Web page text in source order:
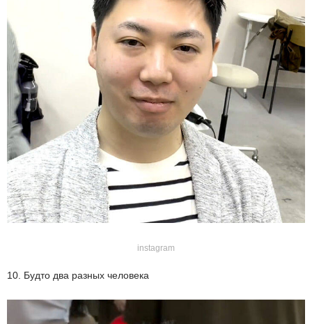
instagram
10. Будто два разных человека